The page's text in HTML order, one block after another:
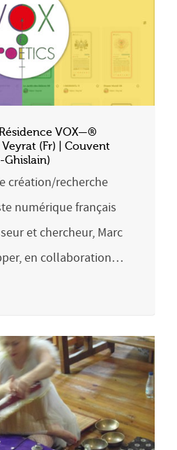
VOX—®
Veyrat (Fr) | Couvent
Ghislain)
création/recherche
numérique français
et chercheur, Marc
en collaboration…